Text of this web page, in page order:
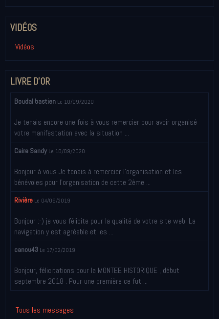
VIDÉOS
Vidéos
LIVRE D'OR
Boudal bastien Le 10/09/2020
Je tenais encore une fois à vous remercier pour avoir organisé
votre manifestation avec la situation ...
Caire Sandy Le 10/09/2020
Bonjour à vous Je tenais à remercier l’organisation et les
bénévoles pour l’organisation de cette 2ème ...
Rivière Le 04/09/2019
Bonjour :-) je vous félicite pour la qualité de votre site web. La
navigation y est agréable et les ...
canou43 Le 17/02/2019
Bonjour, félicitations pour la MONTEE HISTORIQUE , début
septembre 2018 . Pour une première ce fut ...
Tous les messages